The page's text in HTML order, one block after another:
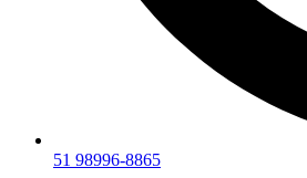
51 98996-8865